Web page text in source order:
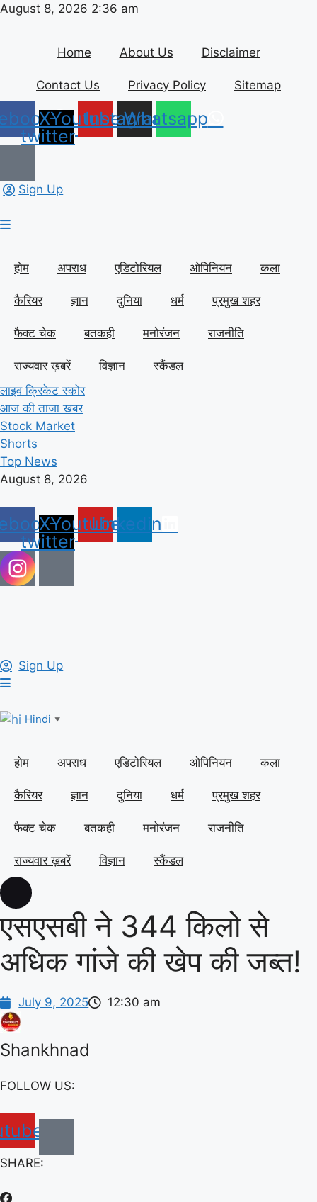
Skip
August 8, 2026 2:36 am
Home About Us Disclaimer
Contact Us Privacy Policy Sitemap
X-
twitter
YoutubeInstagram
Whatsapp
Sign Up
होम अपराध एडिटोरियल ओपिनियन कला
कैरियर ज्ञान दुनिया धर्म प्रमुख शहर
फैक्ट चेक बतकही मनोरंजन राजनीति
राज्यवार ख़बरें विज्ञान
स्कैंडल
लाइव क्रिकेट स्कोर
आज की ताजा खबर
Stock Market
Shorts
Top News
August 8, 2026
X-
twitter
YoutubeLinkedin
Sign Up
Hindi ▼
होम अपराध एडिटोरियल ओपिनियन कला
कैरियर ज्ञान दुनिया धर्म प्रमुख शहर
फैक्ट चेक बतकही मनोरंजन राजनीति
राज्यवार ख़बरें विज्ञान स्कैंडल
एसएसबी ने 344 किलो से
अधिक गांजे की खेप की जब्त!
July 9, 2025 12:30 am
Shankhnad
FOLLOW US:
SHARE: